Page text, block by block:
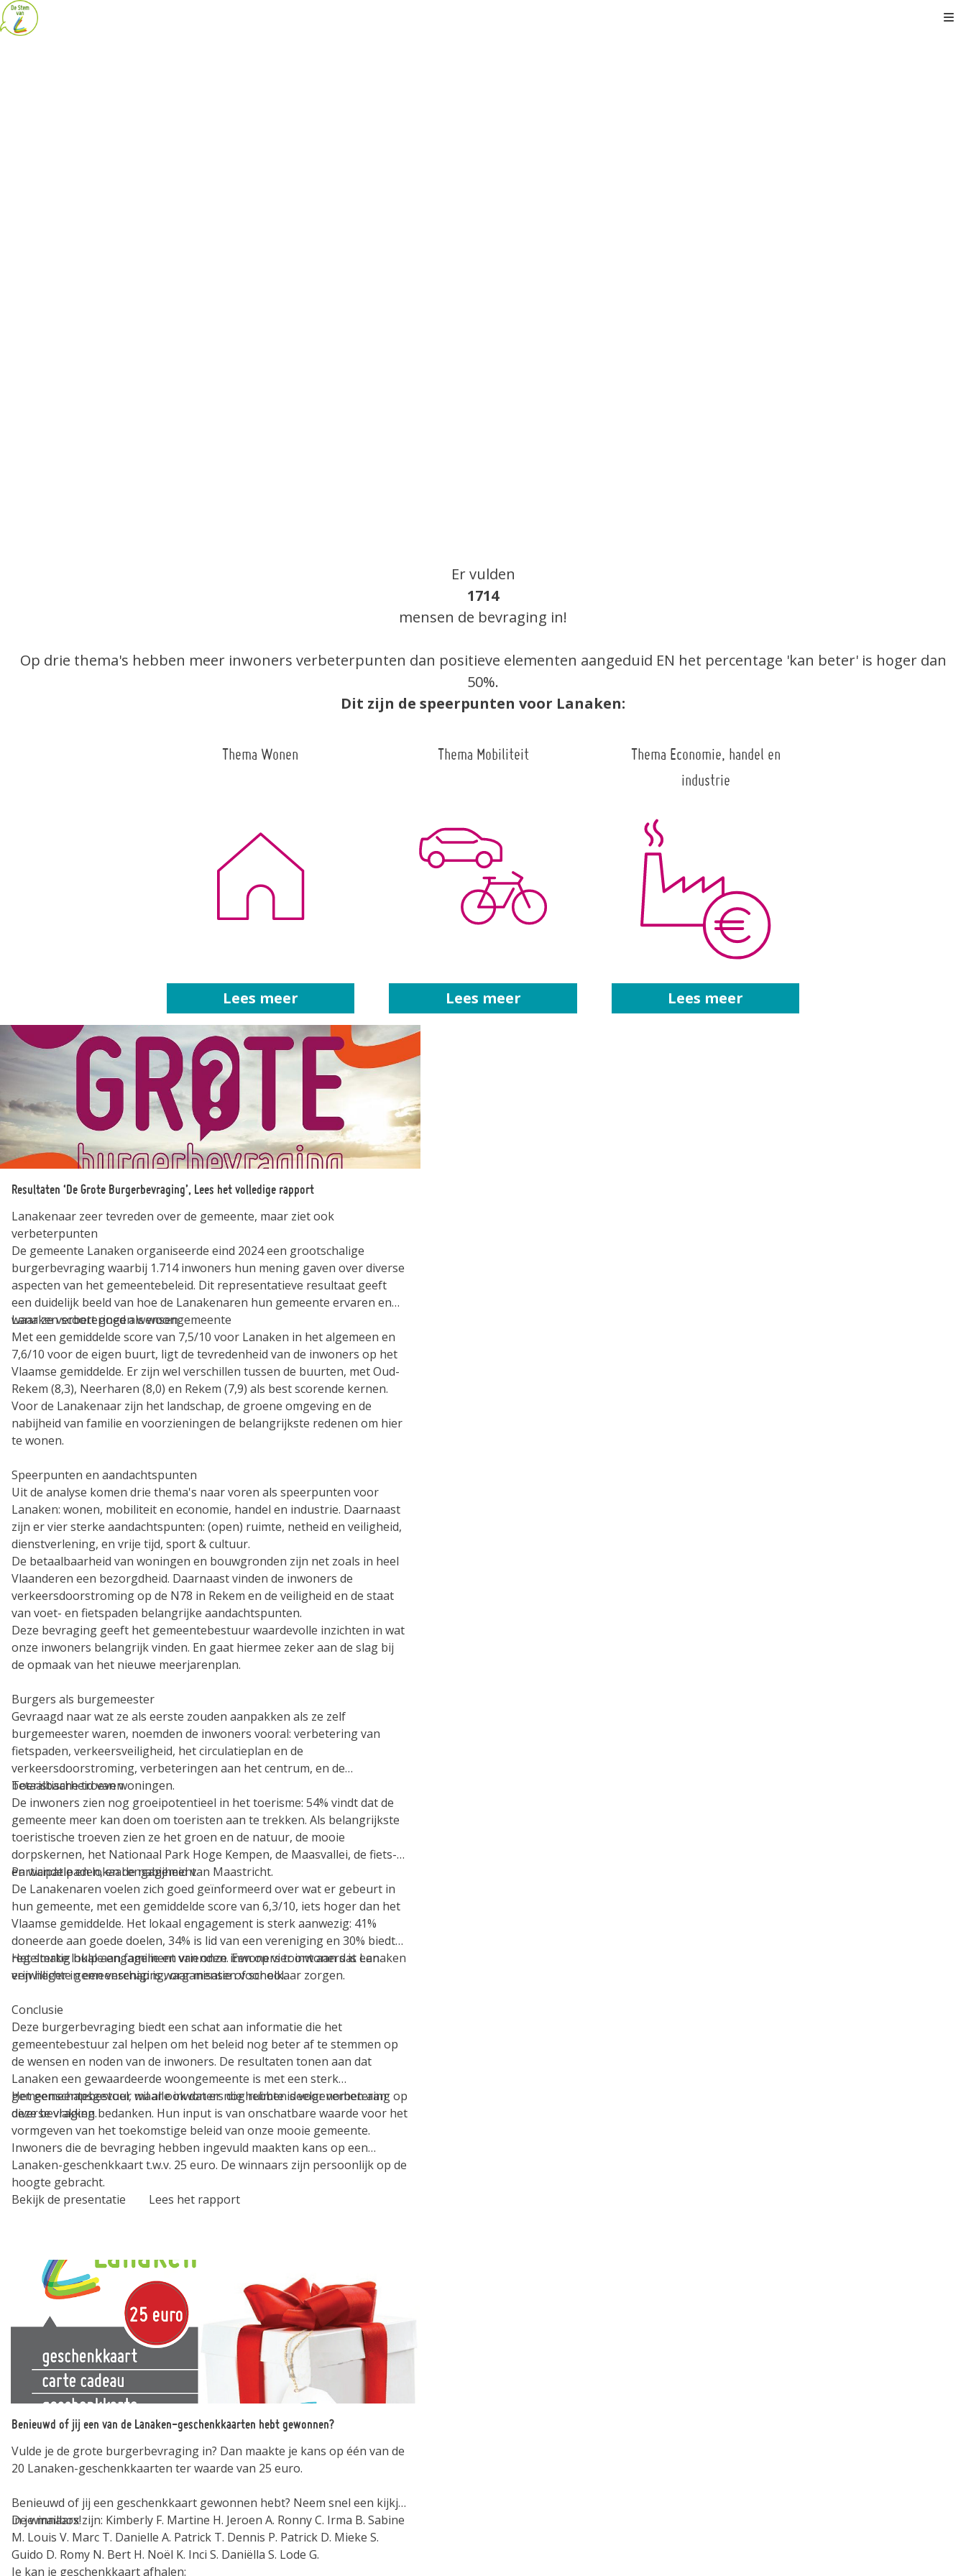
Er vulden
1714
mensen de bevraging in!
Op drie thema's hebben meer inwoners verbeterpunten dan positieve elementen aangeduid EN het percentage 'kan beter' is hoger dan
50%.
Dit zijn de speerpunten voor Lanaken:
Thema Wonen
Lees meer
Thema Mobiliteit
Lees meer
Thema Economie, handel en
industrie
Lees meer
Resultaten ‘De Grote Burgerbevraging’, Lees het volledige rapport
Lanakenaar zeer tevreden over de gemeente, maar ziet ook
verbeterpunten
De gemeente Lanaken organiseerde eind 2024 een grootschalige
burgerbevraging waarbij 1.714 inwoners hun mening gaven over diverse
aspecten van het gemeentebeleid. Dit representatieve resultaat geeft
een duidelijk beeld van hoe de Lanakenaren hun gemeente ervaren en
waar ze verbeteringen wensen.
Lanaken scoort goed als woongemeente
Met een gemiddelde score van 7,5/10 voor Lanaken in het algemeen en
7,6/10 voor de eigen buurt, ligt de tevredenheid van de inwoners op het
Vlaamse gemiddelde. Er zijn wel verschillen tussen de buurten, met Oud-
Rekem (8,3), Neerharen (8,0) en Rekem (7,9) als best scorende kernen.
Voor de Lanakenaar zijn het landschap, de groene omgeving en de
nabijheid van familie en voorzieningen de belangrijkste redenen om hier
te wonen.
Speerpunten en aandachtspunten
Uit de analyse komen drie thema's naar voren als speerpunten voor
Lanaken: wonen, mobiliteit en economie, handel en industrie. Daarnaast
zijn er vier sterke aandachtspunten: (open) ruimte, netheid en veiligheid,
dienstverlening, en vrije tijd, sport & cultuur.
De betaalbaarheid van woningen en bouwgronden zijn net zoals in heel
Vlaanderen een bezorgdheid. Daarnaast vinden de inwoners de
verkeersdoorstroming op de N78 in Rekem en de veiligheid en de staat
van voet- en fietspaden belangrijke aandachtspunten.
Deze bevraging geeft het gemeentebestuur waardevolle inzichten in wat
onze inwoners belangrijk vinden. En gaat hiermee zeker aan de slag bij
de opmaak van het nieuwe meerjarenplan.
Burgers als burgemeester
Gevraagd naar wat ze als eerste zouden aanpakken als ze zelf
burgemeester waren, noemden de inwoners vooral: verbetering van
fietspaden, verkeersveiligheid, het circulatieplan en de
verkeersdoorstroming, verbeteringen aan het centrum, en de
betaalbaarheid van woningen.
Toeristische troeven
De inwoners zien nog groeipotentieel in het toerisme: 54% vindt dat de
gemeente meer kan doen om toeristen aan te trekken. Als belangrijkste
toeristische troeven zien ze het groen en de natuur, de mooie
dorpskernen, het Nationaal Park Hoge Kempen, de Maasvallei, de fiets-
en wandelpaden, en de nabijheid van Maastricht.
Participatie en lokaal engagement
De Lanakenaren voelen zich goed geïnformeerd over wat er gebeurt in
hun gemeente, met een gemiddelde score van 6,3/10, iets hoger dan het
Vlaamse gemiddelde. Het lokaal engagement is sterk aanwezig: 41%
doneerde aan goede doelen, 34% is lid van een vereniging en 30% biedt
regelmatig hulp aan familie en vrienden. Een op vier inwoners is een
vrijwilliger in een vereniging, organisatie of school.
Het sterke lokale engagement van onze inwoners toont aan dat Lanaken
een hechte gemeenschap is waar mensen voor elkaar zorgen.
Conclusie
Deze burgerbevraging biedt een schat aan informatie die het
gemeentebestuur zal helpen om het beleid nog beter af te stemmen op
de wensen en noden van de inwoners. De resultaten tonen aan dat
Lanaken een gewaardeerde woongemeente is met een sterk
gemeenschapsgevoel, maar ook dat er nog ruimte is voor verbetering op
diverse vlakken.
Het gemeentebestuur wil alle inwoners die hebben deelgenomen aan
deze bevraging bedanken. Hun input is van onschatbare waarde voor het
vormgeven van het toekomstige beleid van onze mooie gemeente.
Inwoners die de bevraging hebben ingevuld maakten kans op een
Lanaken-geschenkkaart t.w.v. 25 euro. De winnaars zijn persoonlijk op de
hoogte gebracht.
Bekijk de presentatie Lees het rapport
Benieuwd of jij een van de Lanaken-geschenkkaarten hebt gewonnen?
Vulde je de grote burgerbevraging in? Dan maakte je kans op één van de
20 Lanaken-geschenkkaarten ter waarde van 25 euro.
Benieuwd of jij een geschenkkaart gewonnen hebt? Neem snel een kijkje
in je mailbox!
De winnaars zijn: Kimberly F. Martine H. Jeroen A. Ronny C. Irma B. Sabine
M. Louis V. Marc T. Danielle A. Patrick T. Dennis P. Patrick D. Mieke S.
Je kan je geschenkkaart afhalen: